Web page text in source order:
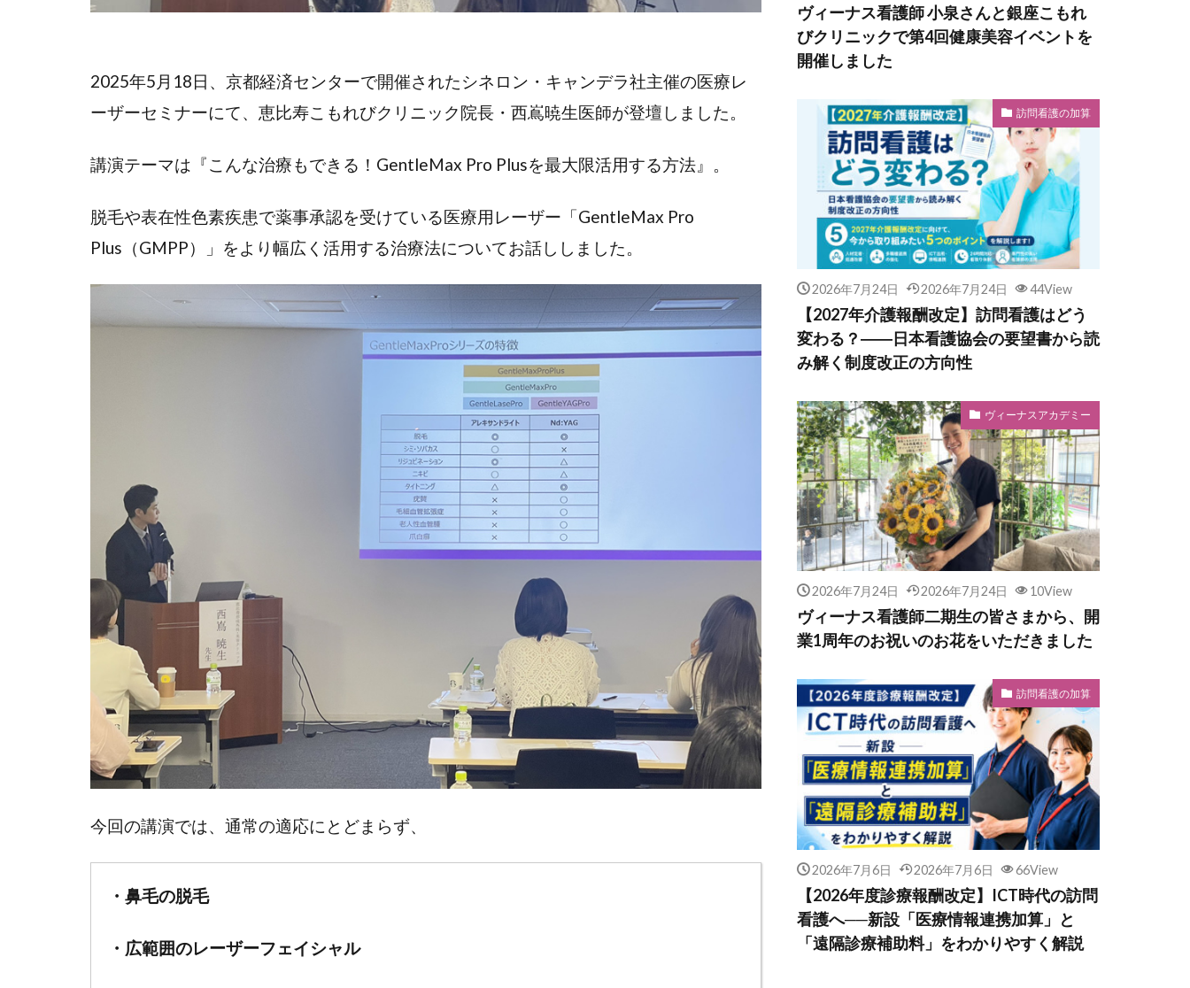
2025年5月18日、京都経済センターで開催されたシネロン・キャンデラ社主催の医療レ
ーザーセミナーにて、恵比寿こもれびクリニック院長・西嶌暁生医師が登壇しました。
講演テーマは『こんな治療もできる！GentleMax Pro Plusを最大限活用する方法』。
脱毛や表在性色素疾患で薬事承認を受けている医療用レーザー「GentleMax Pro
Plus（GMPP）」をより幅広く活用する治療法についてお話ししました。
今回の講演では、通常の適応にとどまらず、
・鼻毛の脱毛
・広範囲のレーザーフェイシャル
ヴィーナス看護師 小泉さんと銀座こもれ
びクリニックで第4回健康美容イベントを
開催しました
訪問看護の加算
2026年7月24日 2026年7月24日 44View
【2027年介護報酬改定】訪問看護はどう
変わる？――日本看護協会の要望書から読
み解く制度改正の方向性
ヴィーナスアカデミー
2026年7月24日 2026年7月24日 10View
ヴィーナス看護師二期生の皆さまから、開
業1周年のお祝いのお花をいただきました
訪問看護の加算
2026年7月6日 2026年7月6日 66View
【2026年度診療報酬改定】ICT時代の訪問
看護へ──新設「医療情報連携加算」と
「遠隔診療補助料」をわかりやすく解説